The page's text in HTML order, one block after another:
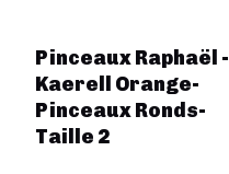
Pinceaux Raphaël -
Kaerell Orange-
Pinceaux Ronds-
Taille 2